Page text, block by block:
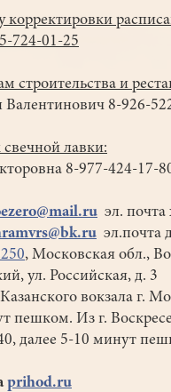
корректировки
724-01-25
строительства и
Валентинович 8-926-
лавки:
8-977-424-17-
эл. почта
эл.почта
, Московская обл.,
ул. Российская, д. 3
вокзала г.
пешком. Из г.
далее 5-10 минут
prihod.ru